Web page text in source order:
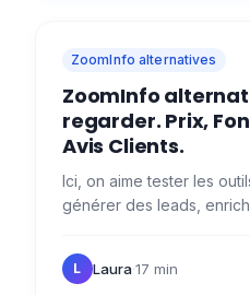
ZoomInfo alternatives
ZoomInfo
regarder. Prix,
Avis Clients.
Ici, on aime tester les
générer des leads,
se fait de…
L Laura·17 min